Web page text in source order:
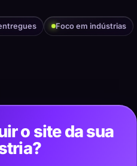
Foco em indústrias
o site da sua